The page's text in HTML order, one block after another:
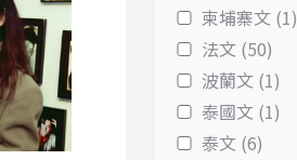
柬埔寨文 (1)
法文 (50)
波蘭文 (1)
泰國文 (1)
泰文 (6)